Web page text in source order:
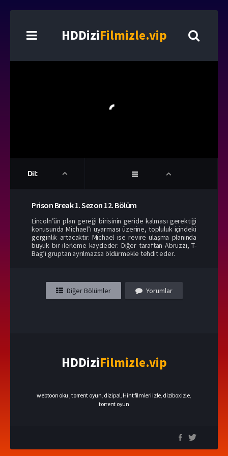
HDDiziFilmizle.vip
Dil:
Prison Break 1. Sezon 12. Bölüm
Lincoln’ün plan gereği birisinin geride kalması gerektiği
konusunda Michael’ı uyarması üzerine, topluluk içindeki
gerginlik artacaktır. Michael ise revire ulaşma planında
büyük bir ilerleme kaydeder. Diğer taraftan Abruzzi, T-
Bag’i gruptan ayrılmazsa öldürmekle tehdit eder.
Diğer Bölümler Yorumlar
HDDiziFilmizle.vip
webtoon oku ,torrent oyun dizipal Hint filmleri izle dizibox izle,
torrent oyun